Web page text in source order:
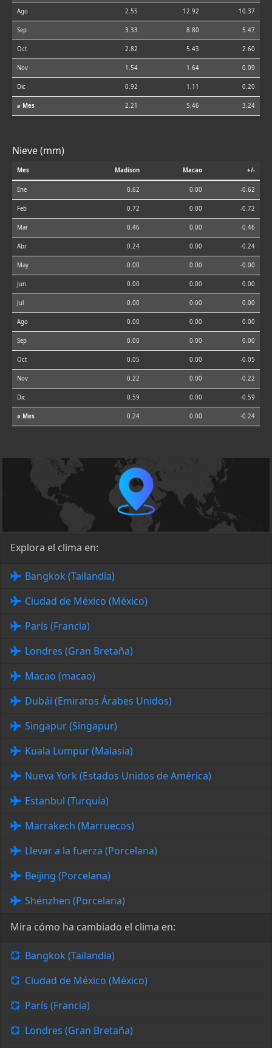
Ago 2.55 12.92 10.37
Sep 3.33 8.80 5.47
Oct 2.82 5.43 2.60
Nov 1.54 1.64 0.09
Dic 0.92 1.11 0.20
⌀ Mes 2.21 5.46 3.24
Nieve (mm)
Mes Madison Macao +/-
Ene 0.62 0.00 -0.62
Feb 0.72 0.00 -0.72
Mar 0.46 0.00 -0.46
Abr 0.24 0.00 -0.24
May 0.00 0.00 -0.00
Jun 0.00 0.00 0.00
Jul 0.00 0.00 0.00
Ago 0.00 0.00 0.00
Sep 0.00 0.00 0.00
Oct 0.05 0.00 -0.05
Nov 0.22 0.00 -0.22
Dic 0.59 0.00 -0.59
⌀ Mes 0.24 0.00 -0.24
Explora el clima en:
Bangkok (Tailandia)
Ciudad de México (México)
París (Francia)
Londres (Gran Bretaña)
Macao (macao)
Dubái (Emiratos Árabes Unidos)
Singapur (Singapur)
Kuala Lumpur (Malasia)
Nueva York (Estados Unidos de América)
Estanbul (Turquía)
Marrakech (Marruecos)
Llevar a la fuerza (Porcelana)
Beijing (Porcelana)
Shénzhen (Porcelana)
Mira cómo ha cambiado el clima en:
Bangkok (Tailandia)
Ciudad de México (México)
París (Francia)
Londres (Gran Bretaña)